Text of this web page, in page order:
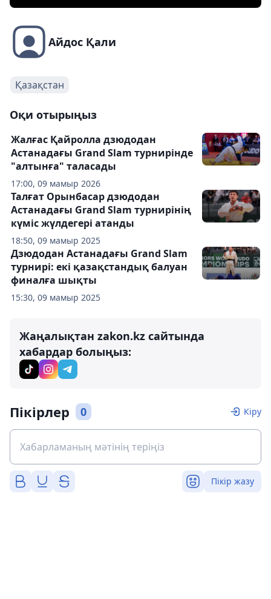
Айдос Қали
Қазақстан
Оқи отырыңыз
17:00, 09 мамыр 2026
Жалғас Қайролла дзюдодан
Астанадағы Grand Slam турнирінде
"алтынға" таласады
18:50, 09 мамыр 2025
Талғат Орынбасар дзюдодан
Астанадағы Grand Slam турнирінің
күміс жүлдегері атанды
15:30, 09 мамыр 2025
Дзюдодан Астанадағы Grand Slam
турнирі: екі қазақстандық балуан
финалға шықты
Жаңалықтан zakon.kz сайтында
хабардар болыңыз:
Пікірлер 0 Кіру
Пікір жазу